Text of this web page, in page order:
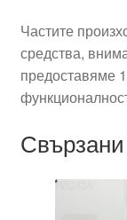
Частите
средства,
предоставяме